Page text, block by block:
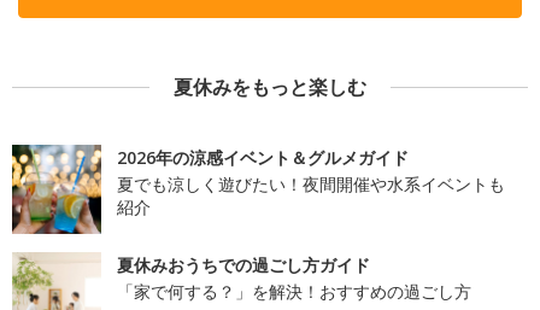
夏休みをもっと楽しむ
2026年の涼感イベント＆グルメガイド
夏でも涼しく遊びたい！夜間開催や水系イベントも
紹介
夏休みおうちでの過ごし方ガイド
「家で何する？」を解決！おすすめの過ごし方